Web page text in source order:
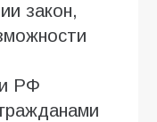
закон,
РФ